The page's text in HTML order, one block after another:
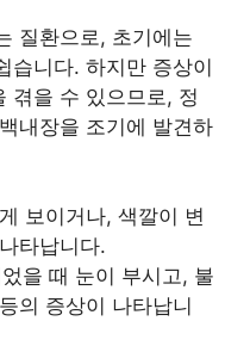
질환으로, 초기에는
습니다. 하지만 증상이
겪을 수 있으므로, 정
내장을 조기에 발견하
보이거나, 색깔이 변
타납니다.
을 때 눈이 부시고, 불
의 증상이 나타납니